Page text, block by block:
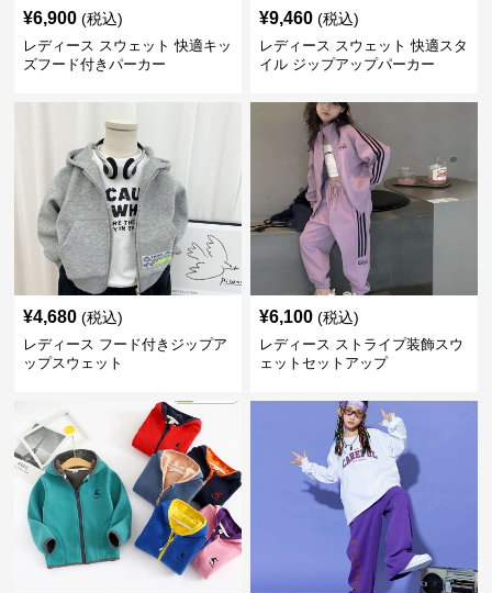
¥6,900 (税込)
レディース スウェット 快適キッ
ズフード付きパーカー
¥9,460 (税込)
レディース スウェット 快適スタ
イル ジップアップパーカー
¥4,680 (税込)
レディース フード付きジップア
ップスウェット
¥6,100 (税込)
レディース ストライプ装飾スウ
ェットセットアップ